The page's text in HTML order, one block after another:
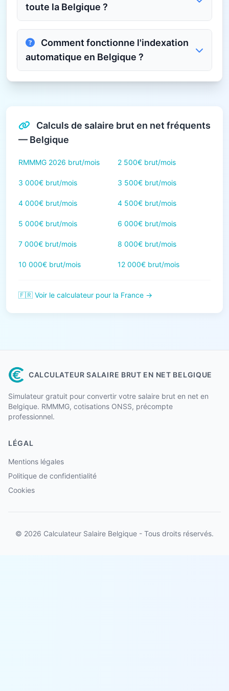
toute la Belgique ?
automatique en Belgique ?
Calculs de salaire brut en net fréquents
— Belgique
RMMMG 2026 brut/mois 2 500€ brut/mois
3 000€ brut/mois 3 500€ brut/mois
4 000€ brut/mois 4 500€ brut/mois
5 000€ brut/mois 6 000€ brut/mois
7 000€ brut/mois 8 000€ brut/mois
10 000€ brut/mois 12 000€ brut/mois
🇫🇷 Voir le calculateur pour la France →
CALCULATEUR SALAIRE BRUT EN NET BELGIQUE
Simulateur gratuit pour convertir votre salaire brut en net en
Belgique. RMMMG, cotisations ONSS, précompte
professionnel.
LÉGAL
Mentions légales
Politique de confidentialité
Cookies
© 2026 Calculateur Salaire Belgique - Tous droits réservés.